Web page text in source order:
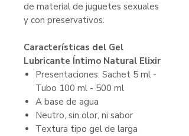
de material de juguetes sexuales
y con preservativos.
Características del Gel
Lubricante Íntimo Natural Elixir
Presentaciones: Sachet 5 ml -
Tubo 100 ml - 500 ml
A base de agua
Neutro, sin olor, ni sabor
Textura tipo gel de larga